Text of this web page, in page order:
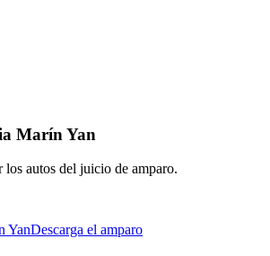
Marín Yan
autos del juicio de amparo.
YanDescarga el amparo